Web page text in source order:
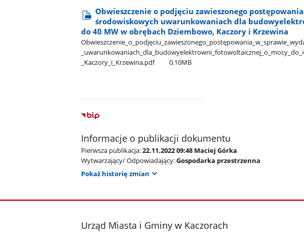
Obwieszczenie o podjęciu zawieszonego
środowiskowych uwarunkowaniach dla
do 40 MW w obrębach Dziembowo, Kaczory i Krzewina
_Kaczory​_i​_Krzewina.pdf
0.10MB
Informacje o publikacji dokumentu
Pierwsza publikacja:22.11.2022 09:48 Maciej Górka
Wytwarzający/ Odpowiadający:Gospodarka przestrzenna
Pokaż historię zmian
stopka
Urząd Miasta i Gminy w Kaczorach